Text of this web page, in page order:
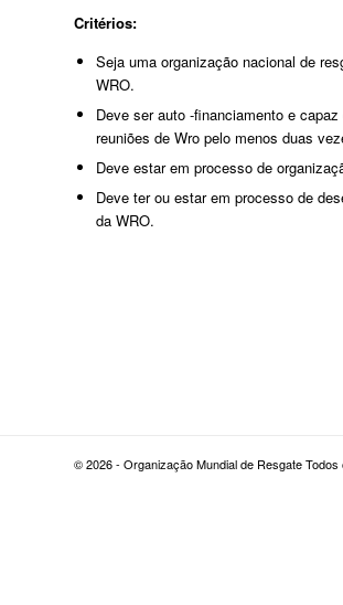
Critérios:
Seja uma organização nacional de
WRO.
Deve ser auto -financiamento e
reuniões de Wro pelo menos duas
Deve estar em processo de
Deve ter ou estar em processo de
da WRO.
© 2026 - Organização Mundial de Resgate